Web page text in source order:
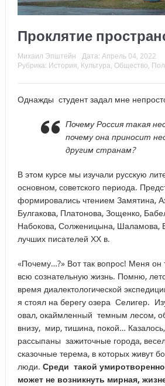
Проклятие
Михаил Эпштейн Дата: Апрель 04, 2022
Рубрика: История Культура Общество
Однажды студент задал мне
Почему Россия такая
почему она приносит
другим странам?
В этом курсе мы изучали русскую
основном, советского периода.
формировались чтением Замятина,
Булгакова, Платонова, Зощенко,
Набокова, Солженицына, Шаламова,
лучших писателей ХХ в.
«Почему…?» Вот так вопрос! Меня он
всю сознательную жизнь. Помню,
время диалектологической
я стоял на берегу озера Селигер.
овал, окаймленный темным лесом,
внизу, мир, тишина, покой…
рассыпаны зажиточные города,
сказочные терема, в которых живут
люди. Среди такой
может не возникнуть мирная,